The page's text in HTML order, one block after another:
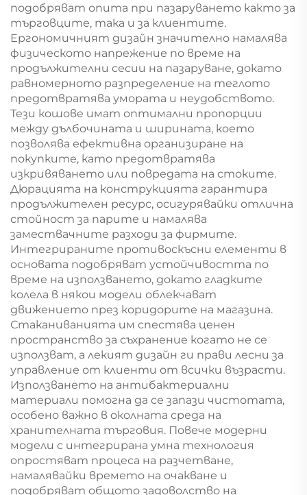
подобряват опита при пазаруването както за
търговците, така и за клиентите.
Ергономичният дизайн значително намалява
физическото напрежение по време на
продължителни сесии на пазаруване, докато
равномерното разпределение на теглото
предотвратява умората и неудобството.
Тези кошове имат оптимални пропорции
между дълбочината и ширината, което
позволява ефективна организиране на
покупките, като предотвратява
изкривяването или повредата на стоките.
Дюрацията на конструкцията гарантира
продължителен ресурс, осигурявайки отлична
стойност за парите и намалява
замествачните разходи за фирмите.
Интегрираните противоскъсни елементи в
основата подобряват устойчивостта по
време на използването, докато гладките
колела в някои модели облекчават
движението през коридорите на магазина.
Стаканиванията им спестява ценен
пространство за съхранение когато не се
използват, а лекият дизайн ги прави лесни за
управление от клиенти от всички възрасти.
Използването на антибактериални
материали помогна да се запази чистотата,
особено важно в околната среда на
хранителната търговия. Повече модерни
модели с интегрирана умна технология
опростяват процеса на разчетване,
намалявайки времето на очакване и
подобряват общото задоволство на